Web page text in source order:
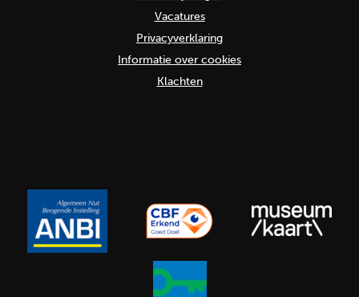
Vacatures
Privacyverklaring
Informatie over cookies
Klachten